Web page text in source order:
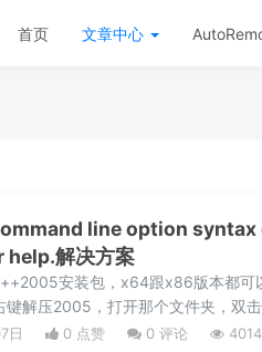
首页 文章中心
line option syntax
help.解决方案
安装包，x64跟x86版本都可
键解压2005，打开那个文件夹，双
径中有没中文，去掉中文在重复以上
日 0 点赞 0 评论